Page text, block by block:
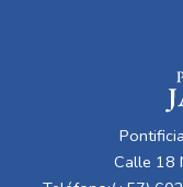
Calle 18